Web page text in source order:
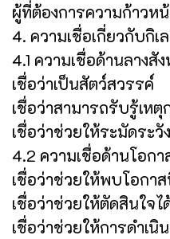
ผู้ที่ต้องการความก้าวห
4. ความเชื่อเกี่ยวกับกิเ
4.1 ความเชื่อด้านลางสั
เชื่อว่าเป็นสัตว์สวรรค์
เชื่อว่าสามารถรับรู้เห
เชื่อว่าช่วยให้ระมัดระ
4.2 ความเชื่อด้านโอกา
เชื่อว่าช่วยให้พบโอกา
เชื่อว่าช่วยให้ตัดสินใจไ
เชื่อว่าช่วยให้การดำเ